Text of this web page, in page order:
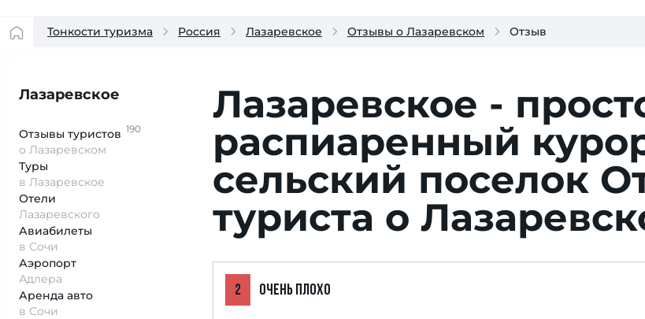
Тонкости туризма Россия Лазаревское Отзывы о Лазаревском Отзыв
Лазаревское
Отзывы туристов 190
о Лазаревском
Туры
в Лазаревское
Отели
Лазаревского
Авиабилеты
в Сочи
Аэропорт
Адлера
Аренда авто
в Сочи
Лазаревское -
распиаренный
сельский поселок
туриста о
2 ОЧЕНЬ ПЛОХО